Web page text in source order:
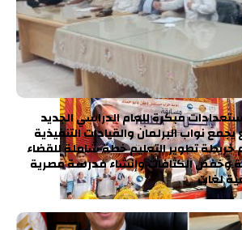
مبكرة للعام الدراسي الجديد
نواب البرلمان والقيادات التنفيذية
تطوير التعليم خطة شاملة للقضاء
وخفض الكثافات وإنشاء مدرسة مصرية
لغات